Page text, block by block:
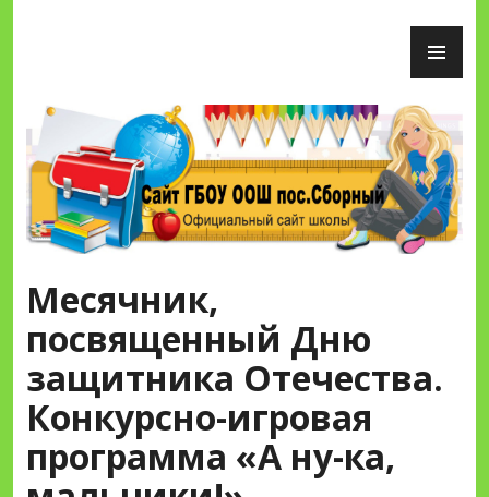
Сайт ГБОУ ООШ пос.Сборный
Месячник,
посвященный Дню
защитника Отечества.
Конкурсно-игровая
программа «А ну-ка,